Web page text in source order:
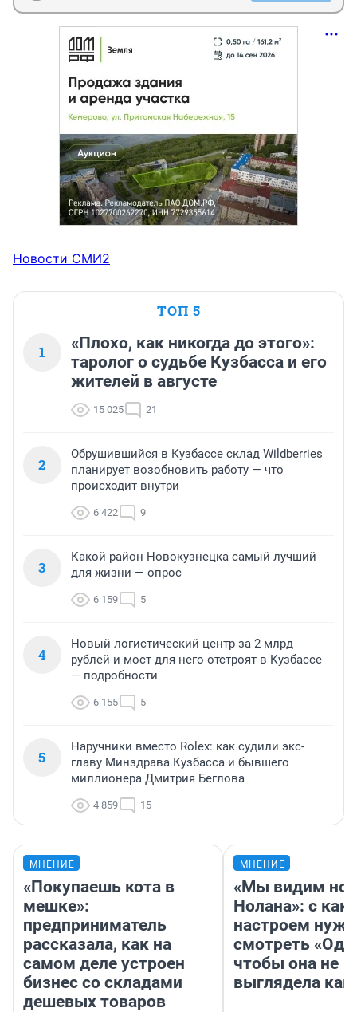
Новости СМИ2
ТОП 5
1
«Плохо, как никогда до этого»:
таролог о судьбе Кузбасса и его
жителей в августе
15 025 21
2
Обрушившийся в Кузбассе склад Wildberries
планирует возобновить работу — что
происходит внутри
6 422 9
3
Какой район Новокузнецка самый лучший
для жизни — опрос
6 159 5
4
Новый логистический центр за 2 млрд
рублей и мост для него отстроят в Кузбассе
— подробности
6 155 5
5
Наручники вместо Rolex: как судили экс-
главу Минздрава Кузбасса и бывшего
миллионера Дмитрия Беглова
4 859 15
МНЕНИЕ
«Покупаешь кота в
мешке»:
предприниматель
рассказала, как на
самом деле устроен
бизнес со складами
дешевых товаров
МНЕНИЕ
«Мы видим
Нолана»: с
настроем
смотреть
чтобы она не
выглядела как